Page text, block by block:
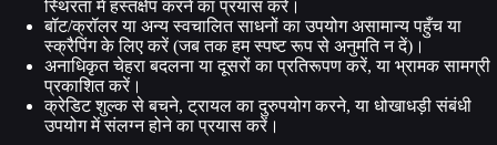
स्थिरता में हस्तक्षेप करने का प्रयास करें।
बॉट/क्रॉलर या अन्य स्वचालित साधनों का उपयोग असामान्य पहुँच या
स्क्रैपिंग के लिए करें (जब तक हम स्पष्ट रूप से अनुमति न दें)।
अनाधिकृत चेहरा बदलना या दूसरों का प्रतिरूपण करें, या भ्रामक सामग्री
प्रकाशित करें।
क्रेडिट शुल्क से बचने, ट्रायल का दुरुपयोग करने, या धोखाधड़ी संबंधी
उपयोग में संलग्न होने का प्रयास करें।